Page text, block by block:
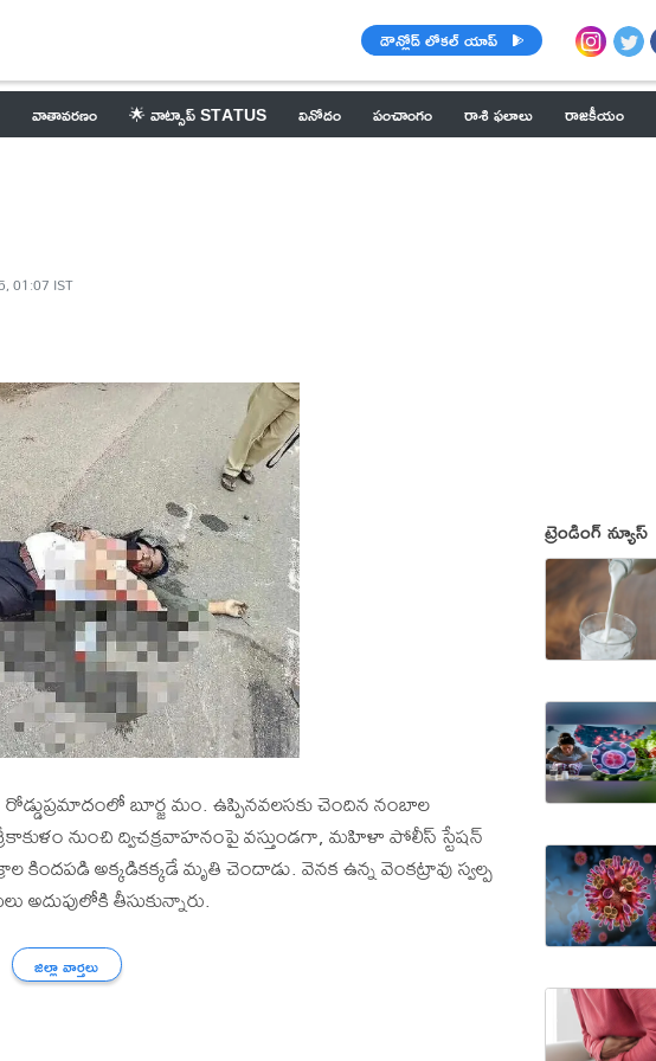
డౌన్లోడ్ లోకల్ యాప్
వాతావరణం 🌟 వాట్సాప్ STATUS వినోదం పంచాంగం రాశి ఫలాలు రాజకీయం
01:07 IST
బూర్జ మం. ఉప్పినవలసకు చెందిన నంబాల
నుంచి ద్విచక్రవాహనంపై వస్తుండగా, మహిళా పోలీస్ స్టేషన్
కిందపడి అక్కడికక్కడే మృతి చెందాడు. వెనక ఉన్న వెంకట్రావు స్వల్ప
తీసుకున్నారు.
జిల్లా వార్తలు
ట్రెండింగ్ న్యూస్